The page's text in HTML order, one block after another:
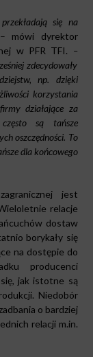
się na
– mówi dyrektor
w PFR TFI. –
zdecydowały
np. dzięki
korzystania
działające za
są tańsze
oszczędności. To
dla końcowego
jest
relacje
dostaw
borykały się
na dostępie do
producenci
jak istotne są
Niedobór
o bardziej
relacji m.in.